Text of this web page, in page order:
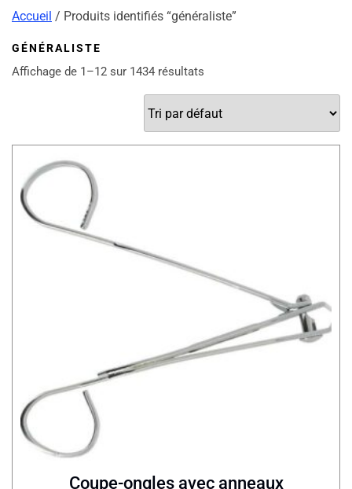
Accueil / Produits identifiés “généraliste”
GÉNÉRALISTE
Affichage de 1–12 sur 1434 résultats
Coupe-ongles avec anneaux